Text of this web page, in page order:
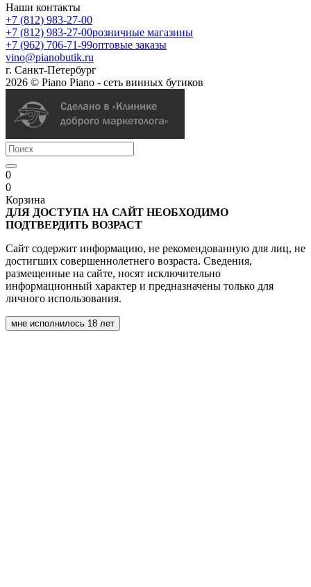
Наши контакты
+7 (812) 983-27-00
+7 (812) 983-27-00розничные магазины
+7 (962) 706-71-99оптовые заказы
vino@pianobutik.ru
г. Санкт-Петербург
2026 © Piano Piano - сеть винных бутиков
0
0
Корзина
ДЛЯ ДОСТУПА НА САЙТ НЕОБХОДИМО
ПОДТВЕРДИТЬ ВОЗРАСТ
Сайт содержит информацию, не рекомендованную для лиц, не
достигших совершеннолетнего возраста. Сведения,
размещенные на сайте, носят исключительно
информационный характер и предназначены только для
личного использования.
мне исполнилось 18 лет